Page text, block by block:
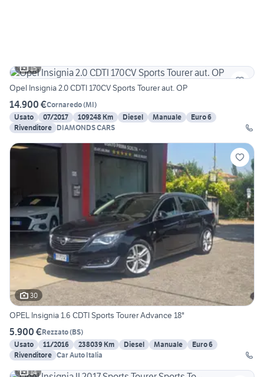
15
Opel Insignia 2.0 CDTI 170CV Sports Tourer aut. OP
14.900 €Cornaredo(MI)
Usato
07/2017 109248 Km Diesel Manuale
Euro 6
Rivenditore DIAMONDS CARS
30
OPEL Insignia 1.6 CDTI Sports Tourer Advance 18"
5.900 €Rezzato(BS)
Usato
11/2016 238039 Km Diesel Manuale
Euro 6
Rivenditore Car Auto Italia
14